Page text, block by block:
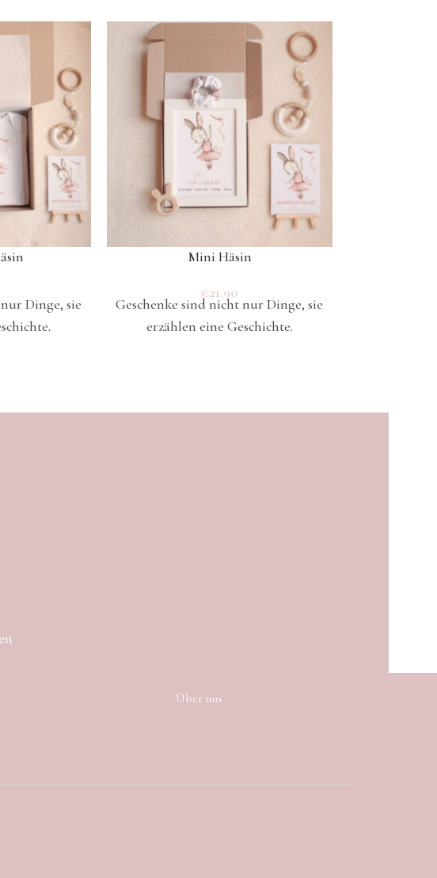
Dinge, sie
Mini Häsin
€21.90
Geschenke sind nicht nur Dinge, sie
erzählen eine Geschichte.
Über uns